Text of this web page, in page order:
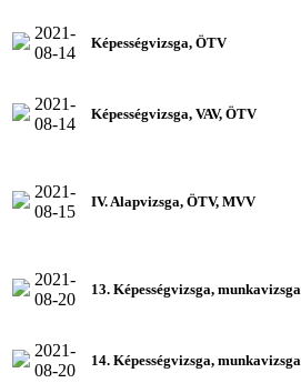
2021-
08-14
Képességvizsga, ÖTV
2021-
08-14
Képességvizsga, VAV, ÖTV
2021-
08-15
IV. Alapvizsga, ÖTV, MVV
2021-
08-20
13. Képességvizsga, munkavizsga
2021-
08-20
14. Képességvizsga, munkavizsga